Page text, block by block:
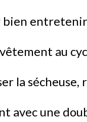
au
la
avec une